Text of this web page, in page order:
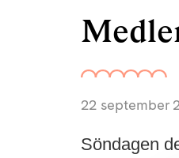
22 september
Söndagen